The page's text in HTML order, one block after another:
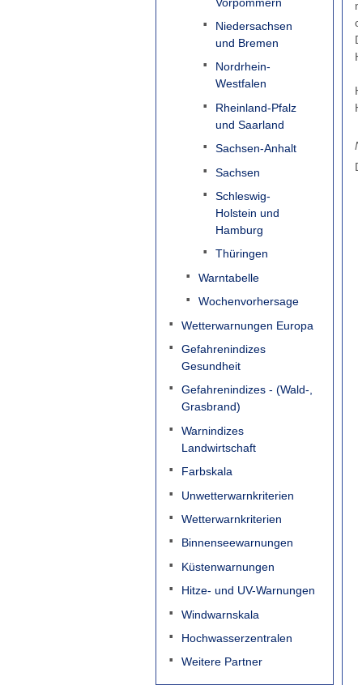
Niedersachsen
und Bremen
Nordrhein-
Westfalen
Rheinland-Pfalz
und Saarland
Sachsen-Anhalt
Sachsen
Schleswig-
Holstein und
Hamburg
Thüringen
Warntabelle
Wochenvorhersage
Wetterwarnungen Europa
Gefahrenindizes
Gesundheit
Gefahrenindizes - (Wald-,
Grasbrand)
Warnindizes
Landwirtschaft
Farbskala
Unwetterwarnkriterien
Wetterwarnkriterien
Binnenseewarnungen
Küstenwarnungen
Hitze- und UV-Warnungen
Windwarnskala
Hochwasserzentralen
Weitere Partner